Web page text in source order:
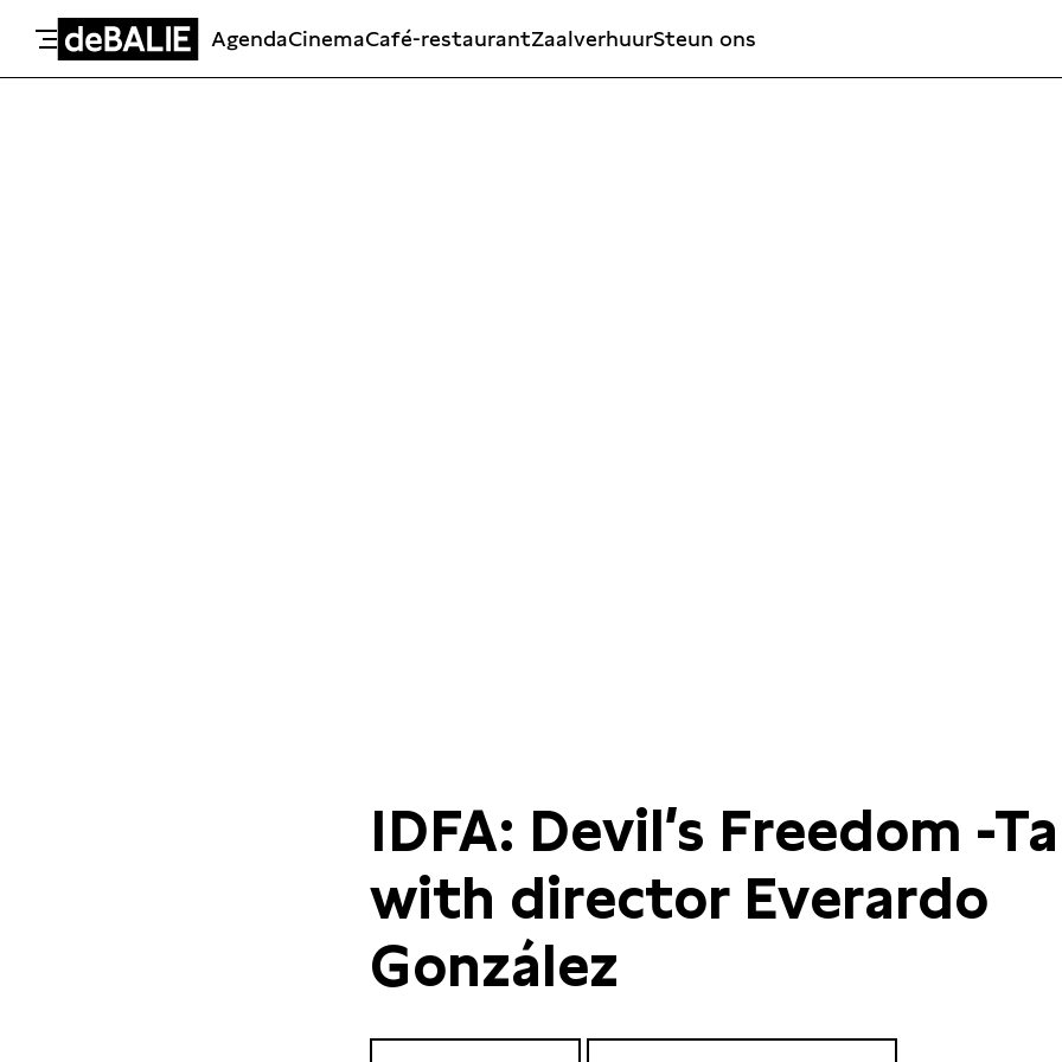
De Balie
AgendaCinemaCafé-restaurantZaalverhuurSteun ons
IDFA: Devil’s Freedom -
with director Everardo
González